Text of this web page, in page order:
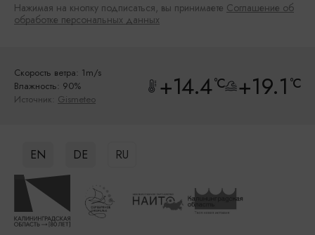
Нажимая на кнопку подписаться, вы принимаете Соглашение об
обработке персональных данных
Скорость ветра: 1m/s
Влажность: 90%
Источник: Gismeteo +14.4°C +19.1 °C
EN DE RU